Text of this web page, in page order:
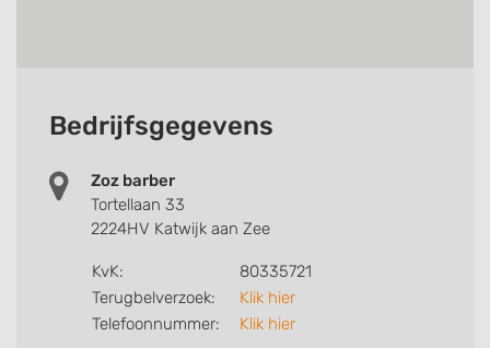
Bedrijfsgegevens
Zoz barber
Tortellaan 33
2224HV Katwijk aan Zee
KvK:
80335721
Terugbelverzoek:
Klik hier
Telefoonnummer:
Klik hier